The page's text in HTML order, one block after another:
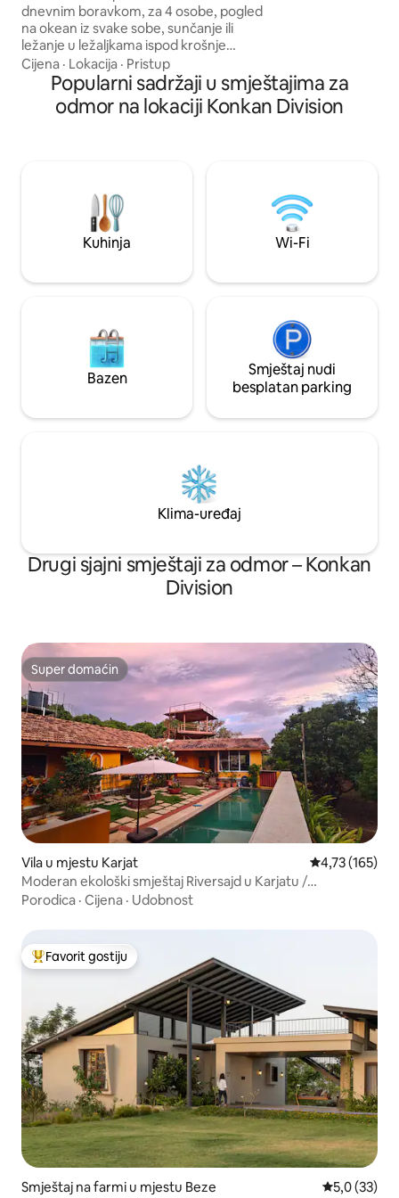
dnevnim boravkom, za 4 osobe, pogled
na okean iz svake sobe, sunčanje ili
ležanje u ležaljkama ispod krošnje
kokosovih palmi, uživanje u svežim
kokosima sa naših palmi, domaćim
jelima, prohladnom vremenu,
zvezdanom nebu i osamljenoj plaži.
selo Nandgaon. Idealno za porodice,
parove ili ponovna okupljanja. Dostupno
uz usluge kuvara, čistača, baštovana.
Cijena · Lokacija · Pristup
Popularni sadržaji u smještajima za
odmor na lokaciji Konkan Division
Kuhinja Wi-Fi
Bazen
Smještaj nudi
besplatan parking
Klima-uređaj
Drugi sjajni smještaji za odmor – Konkan
Division
Super domaćin
Super domaćin
Vila u mjestu Karjat prosječna
4,73 (165)
Moderan ekološki smještaj Riversajd u Karjatu /
Matheranu
Porodica · Cijena · Udobnost
Glavni favorit gostiju
Favorit gostiju
Smještaj na farmi u mjestu Beze prosječna
5,0 (33)